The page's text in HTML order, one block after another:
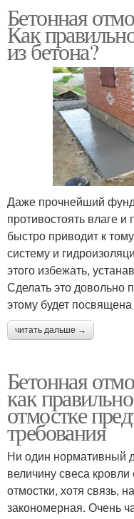
Бетонная
Как
из бетона?
Даже прочнейший
противостоять влаге
быстро приводит к
систему и
этого избежать,
Сделать это довольно
этому будет посвящена
читать дальше →
Бетонная
как
отмостке
требования
Ни один нормативный
величину свеса
отмостки, хотя связь,
закономерная. Очень